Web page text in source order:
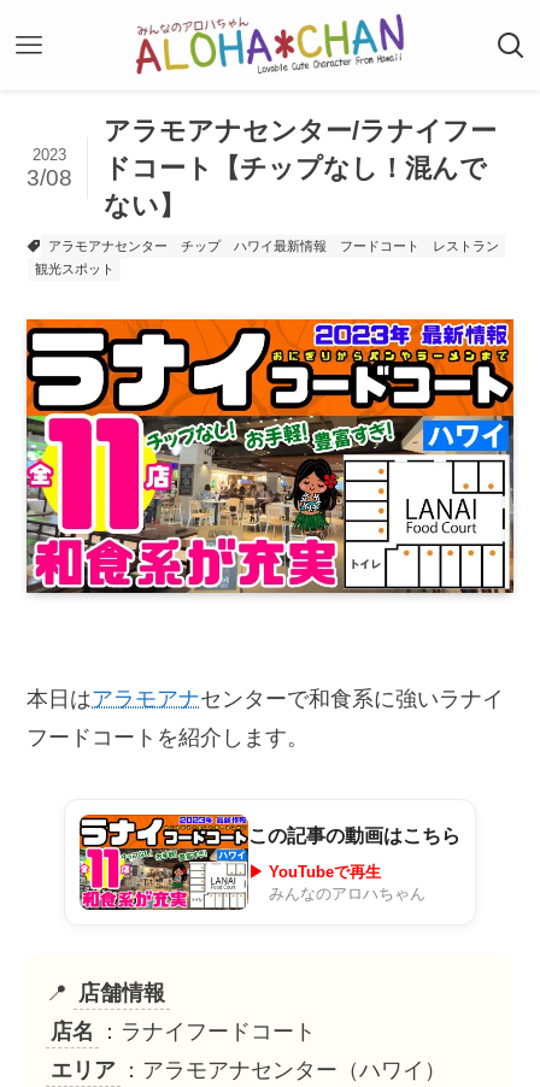
アラモアナセンター/ラナイフー
ドコート【チップなし！混んで
ない】
2023
3/08
アラモアナセンター チップ ハワイ最新情報 フードコート
レストラン
観光スポット
本日はアラモアナセンターで和食系に強いラナイ
フードコートを紹介します。
この記事の動画はこちら
▶ YouTubeで再生
みんなのアロハちゃん
📍 店舗情報
店名
：ラナイフードコート
エリア ：アラモアナセンター（ハワイ）